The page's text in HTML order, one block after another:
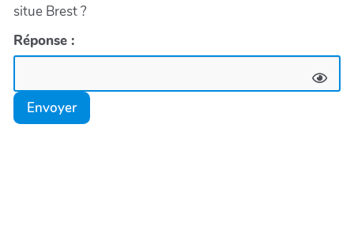
situe Brest ?
Réponse :
Envoyer